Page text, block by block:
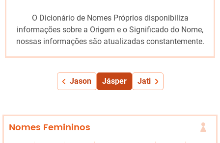
O Dicionário de Nomes Próprios disponibiliza
informações sobre a Origem e o Significado do Nome,
nossas informações são atualizadas constantemente.
Jason Jásper Jati
Nomes Femininos